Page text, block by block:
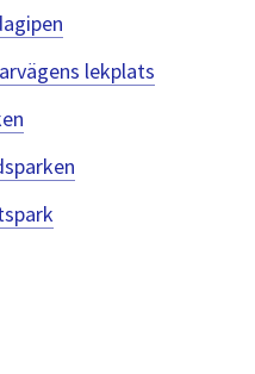
lekplats